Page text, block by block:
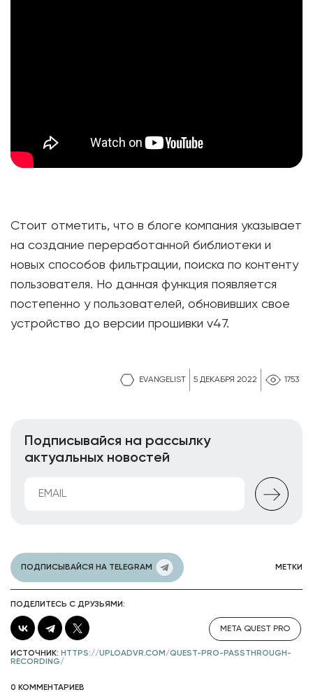
EVANGELIST 5 ДЕКАБРЯ 2022 1753
Стоит отметить, что в блоге компания указывает
на создание переработанной библиотеки и
новых способов фильтрации, поиска по контенту
пользователя. Но данная функция появляется
постепенно у пользователей, обновивших свое
устройство до версии прошивки v47.
Подписывайся на рассылку
актуальных новостей
ПОДПИСЫВАЙСЯ НА TELEGRAM МЕТКИ
ПОДЕЛИТЕСЬ С ДРУЗЬЯМИ:
META QUEST PRO
ИСТОЧНИК: HTTPS://UPLOADVR.COM/QUEST-PRO-PASSTHROUGH-
RECORDING/
0 КОММЕНТАРИЕВ